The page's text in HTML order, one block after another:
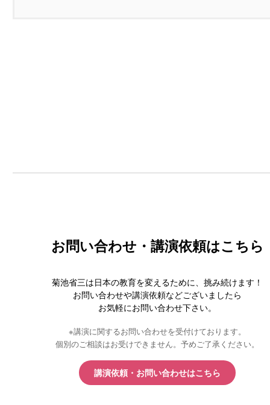
お問い合わせ・講演依頼はこちら
菊池省三は日本の教育を変えるために、挑み続けます！
お問い合わせや講演依頼などございましたら
お気軽にお問い合わせ下さい。
※講演に関するお問い合わせを受付けております。
個別のご相談はお受けできません。予めご了承ください。
講演依頼・お問い合わせはこちら